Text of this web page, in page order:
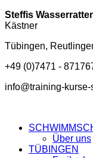
Steffis
Kästner
Tübingen,
+49 (0)7471 -
info@training-
Über uns
TÜBINGEN